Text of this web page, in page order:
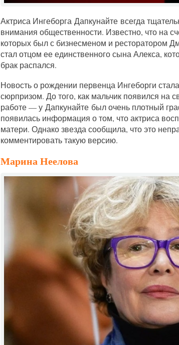
Актриса Ингеборга Дапкунайте всегда
внимания общественности. Известно, что на
которых был с бизнесменом и ресторатором
стал отцом ее единственного сына Алекса,
брак распался.
Новость о рождении первенца Ингеборги
сюрпризом. До того, как мальчик появился на
работе — у Дапкунайте был очень плотный
появилась информация о том, что актриса
матери. Однако звезда сообщила, что это
комментировать такую версию.
Марина Неелова